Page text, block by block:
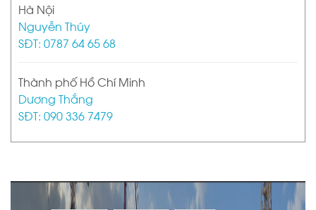
Hà Nội
Nguyễn Thúy
SĐT: 0787 64 65 68
Thành phố Hồ Chí Minh
Dương Thắng
SĐT: 090 336 7479